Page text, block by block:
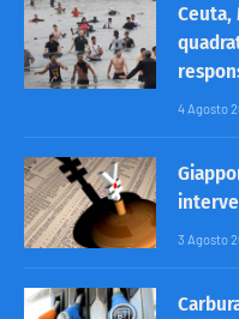
Ceuta,
4 Agosto
3 Agosto